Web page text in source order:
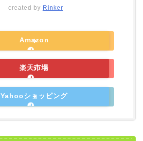
created by Rinker
Amazon
楽天市場
Yahooショッピング